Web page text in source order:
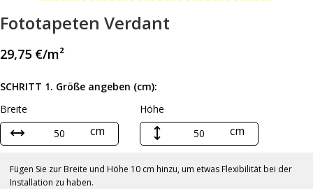
Fototapeten Verdant
29,75 €/m²
SCHRITT 1. Größe angeben (cm):
Breite
cm
Höhe
cm
Fügen Sie zur Breite und Höhe 10 cm hinzu, um etwas Flexibilität bei der
Installation zu haben.